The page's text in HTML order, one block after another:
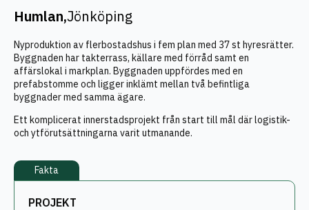
Humlan,Jönköping
Nyproduktion av flerbostadshus i fem plan med 37 st hyresrätter.
Byggnaden har takterrass, källare med förråd samt en
affärslokal i markplan. Byggnaden uppfördes med en
prefabstomme och ligger inklämt mellan två befintliga
byggnader med samma ägare.
Ett komplicerat innerstadsprojekt från start till mål där logistik-
och ytförutsättningarna varit utmanande.
Fakta
PROJEKT